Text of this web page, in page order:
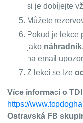
si je dobíjejte
Můžete
Pokud je lekce
jako náhradník
na email
Z lekcí se lze
Více informací o
https://
Ostravská FB